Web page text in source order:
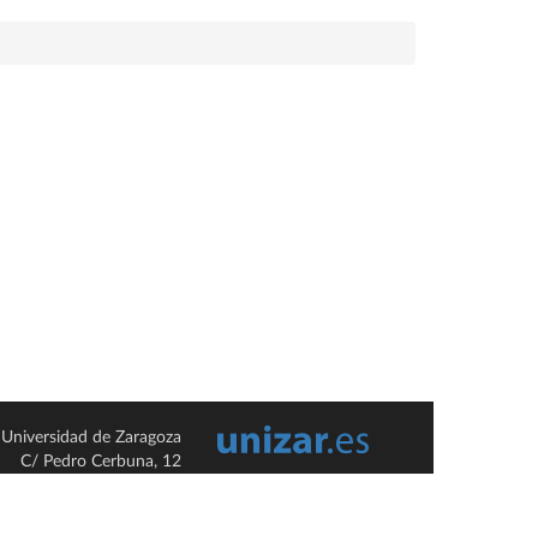
Universidad de Zaragoza
C/ Pedro Cerbuna, 12